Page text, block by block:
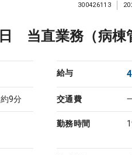
当直業務（病棟
300426113
給与
9分 交通費
勤務時間